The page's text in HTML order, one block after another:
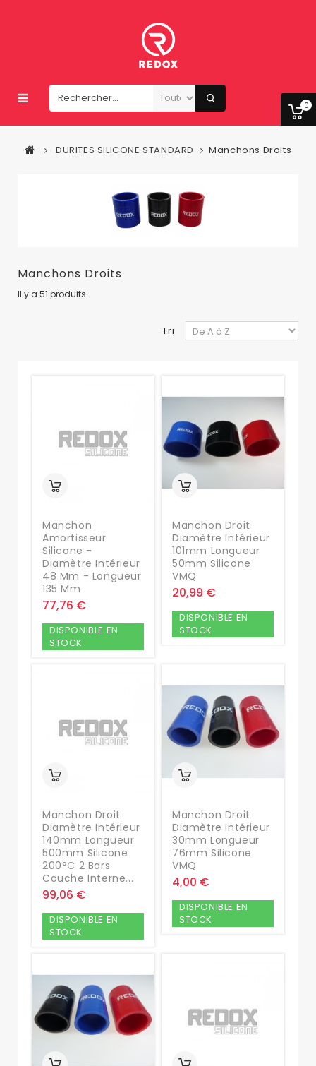
0
DURITES SILICONE STANDARD Manchons Droits
Manchons Droits
Il y a 51 produits.
Tri
Manchon
Amortisseur
Silicone -
Diamètre Intérieur
48 Mm - Longueur
135 Mm
77,76 €
DISPONIBLE EN
STOCK
Manchon Droit
Diamètre Intérieur
101mm Longueur
50mm Silicone
VMQ
20,99 €
DISPONIBLE EN
STOCK
Manchon Droit
Diamètre Intérieur
140mm Longueur
500mm Silicone
200°C 2 Bars
Couche Interne...
99,06 €
DISPONIBLE EN
STOCK
Manchon Droit
Diamètre Intérieur
30mm Longueur
76mm Silicone
VMQ
4,00 €
DISPONIBLE EN
STOCK